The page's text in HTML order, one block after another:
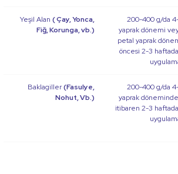
Yeşil Alan ( Çay, Yonca,
Fiğ, Korunga, vb.)
200-400 g/da
yaprak dönemi
petal yaprak
öncesi 2-3 haftada
Baklagiller(Fasulye,
Nohut, Vb.)
200-400 g/da
yaprak
itibaren 2-3 haftada